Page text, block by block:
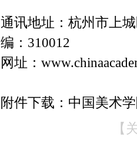
通讯地址：杭州市上
编：310012
网址：
附件下载：中国美术
【